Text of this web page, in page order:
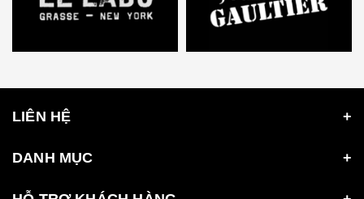
LIÊN HỆ
DANH MỤC